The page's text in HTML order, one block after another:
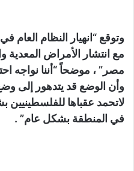
وتوقع “انهيار النظام
مع انتشار الأمراض المعدية
مصر” ، موضحاً “أننا نواجه
وأن الوضع قد يتدهور إلى
لاتحمد عقباها
في المنطقة بشكل عام” .